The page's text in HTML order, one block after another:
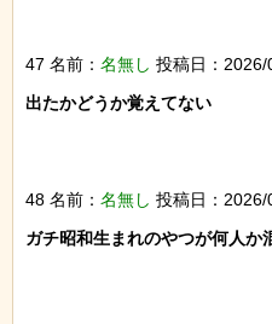
47 名前： 名無し 投稿日：
出たかどうか覚えてない
48 名前： 名無し 投稿日：
ガチ昭和生まれのやつが何人か